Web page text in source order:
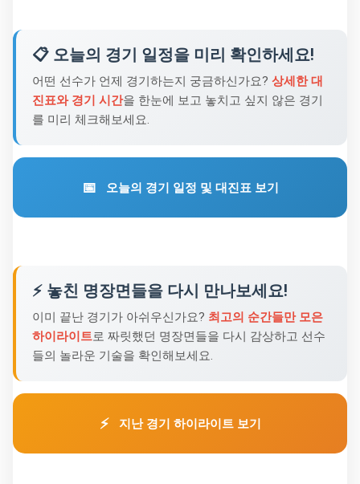
📋 오늘의 경기 일정을 미리 확인하세요!
어떤 선수가 언제 경기하는지 궁금하신가요? 상세한 대
진표와 경기 시간을 한눈에 보고 놓치고 싶지 않은 경기
를 미리 체크해보세요.
📅 오늘의 경기 일정 및 대진표 보기
⚡ 놓친 명장면들을 다시 만나보세요!
이미 끝난 경기가 아쉬우신가요? 최고의 순간들만 모은
하이라이트로 짜릿했던 명장면들을 다시 감상하고 선수
들의 놀라운 기술을 확인해보세요.
⚡ 지난 경기 하이라이트 보기